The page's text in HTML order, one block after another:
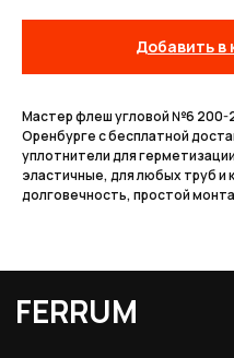
Добавить в
Мастер флеш угловой №6 200-
Оренбурге с бесплатной
уплотнители для
эластичные, для любых труб и
долговечность, простой
Оставьте
и получите
бесплатный
расчет